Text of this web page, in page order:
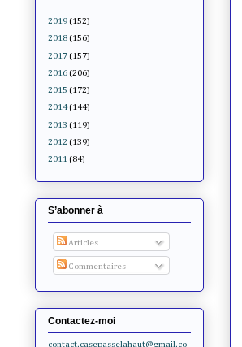
2019 (152)
2018 (156)
2017 (157)
2016 (206)
2015 (172)
2014 (144)
2013 (119)
2012 (139)
2011 (84)
S’abonner à
Articles
Commentaires
Contactez-moi
contact.casepasselahaut@gmail.co